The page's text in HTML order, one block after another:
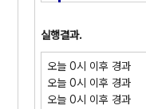
실행결과.
오늘 0시 이후 경
오늘 0시 이후 경
오늘 0시 이후 경